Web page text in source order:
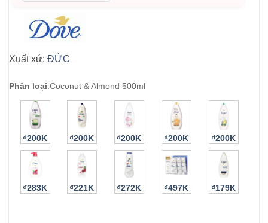
Xuất xứ: ĐỨC
Phân loại:Coconut & Almond 500ml
₫200K ₫200K ₫200K ₫200K ₫200K
₫283K ₫221K ₫272K ₫497K ₫179K